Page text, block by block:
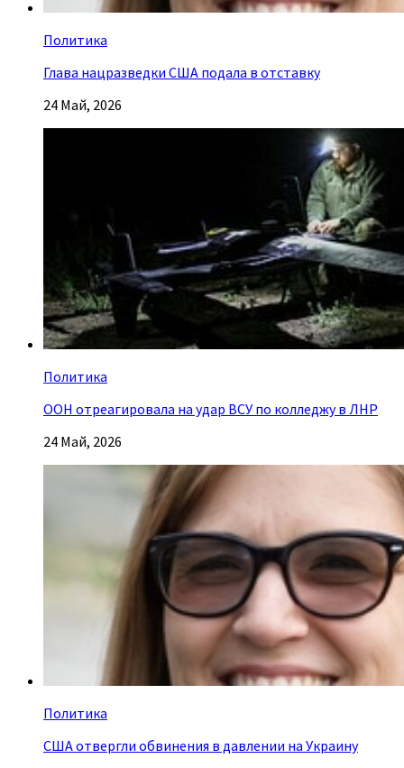
Политика
Глава нацразведки США подала в отставку
24 Май, 2026
Политика
ООН отреагировала на удар ВСУ по колледжу в ЛНР
24 Май, 2026
Политика
США отвергли обвинения в давлении на Украину